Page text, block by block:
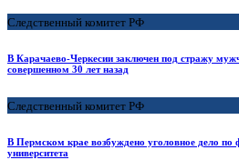
Следственный комитет РФ
В Карачаево-Черкесии заключен под стражу
совершенном 30 лет назад
Следственный комитет РФ
В Пермском крае возбуждено уголовное дело по
университета